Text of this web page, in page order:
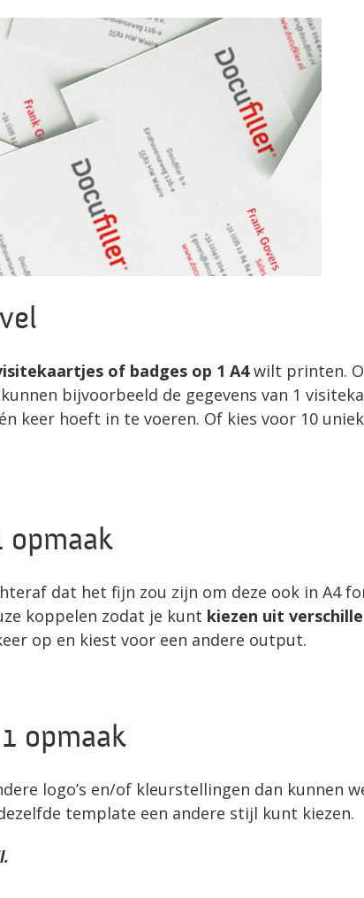
of badges op 1 A4wilt printen.
bijvoorbeeld de gegevens van 1
keer hoeft in te voeren. Of kies voor 10
opmaak
dat het fijn zou zijn om deze ook in A4
koppelen zodat je kunt kiezen uit
op en kiest voor een andere output.
opmaak
logo’s en/of kleurstellingen dan kunnen
template een andere stijl kunt kiezen.